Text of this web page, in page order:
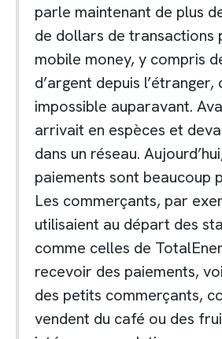
parle maintenant de plus
de dollars de transactions
mobile money, y compris
d’argent depuis
impossible auparavant.
arrivait en espèces et
dans un réseau.
paiements sont beaucoup
Les commerçants, par
utilisaient au départ des
comme celles de
recevoir des paiements,
des petits commerçants,
vendent du café ou des